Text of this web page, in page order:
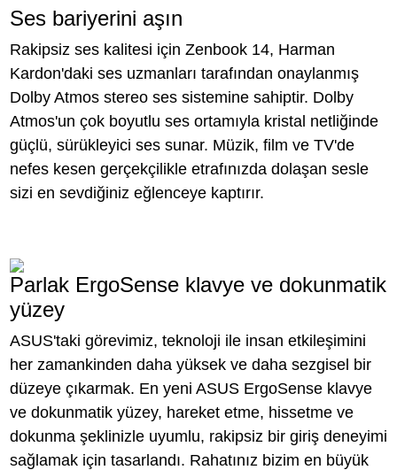
Ses bariyerini aşın
Rakipsiz ses kalitesi için Zenbook 14, Harman
Kardon'daki ses uzmanları tarafından onaylanmış
Dolby Atmos stereo ses sistemine sahiptir. Dolby
Atmos'un çok boyutlu ses ortamıyla kristal netliğinde
güçlü, sürükleyici ses sunar. Müzik, film ve TV'de
nefes kesen gerçekçilikle etrafınızda dolaşan sesle
sizi en sevdiğiniz eğlenceye kaptırır.
Parlak ErgoSense klavye ve dokunmatik
yüzey
ASUS'taki görevimiz, teknoloji ile insan etkileşimini
her zamankinden daha yüksek ve daha sezgisel bir
düzeye çıkarmak. En yeni ASUS ErgoSense klavye
ve dokunmatik yüzey, hareket etme, hissetme ve
dokunma şeklinizle uyumlu, rakipsiz bir giriş deneyimi
sağlamak için tasarlandı. Rahatınız bizim en büyük